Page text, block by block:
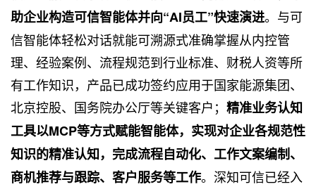
助企业构造可信智能体并向“AI员工”快速演进。与可
信智能体轻松对话就能可溯源式准确掌握从内控管
理、经验案例、流程规范到行业标准、财税人资等所
有工作知识，产品已成功签约应用于国家能源集团、
北京控股、国务院办公厅等关键客户； 精准业务认知
工具以MCP等方式赋能智能体，实现对企业各规范性
知识的精准认知，完成流程自动化、工作文案编制、
商机推荐与跟踪、客户服务等工作。深知可信已经入